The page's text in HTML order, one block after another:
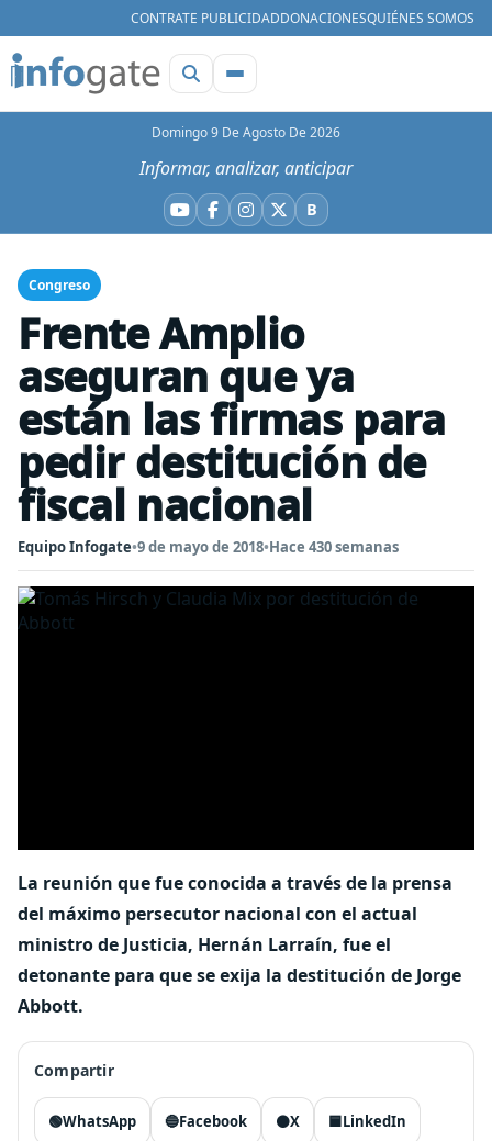
CONTRATE PUBLICIDADDONACIONESQUIÉNES SOMOS
Domingo 9 De Agosto De 2026
Informar, analizar, anticipar
YouTube
Facebook
Instagram
X BBluesky
Congreso
Frente Amplio
aseguran que ya
están las firmas para
pedir destitución de
fiscal nacional
Equipo Infogate•9 de mayo de 2018•Hace 430 semanas
La reunión que fue conocida a través de la prensa
del máximo persecutor nacional con el actual
ministro de Justicia, Hernán Larraín, fue el
detonante para que se exija la destitución de Jorge
Abbott.
Compartir
🟢WhatsApp 🔵Facebook ⚫X 🟦LinkedIn